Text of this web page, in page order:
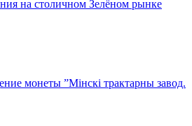
на столичном Зелёном рынке
монеты ”Мінскі трактарны завод.